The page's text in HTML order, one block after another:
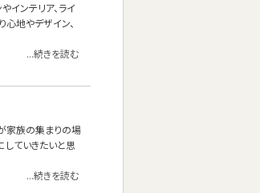
インテリア、ライ
心地やデザイン、
...続きを読む
家族の集まりの場
していきたいと思
...続きを読む